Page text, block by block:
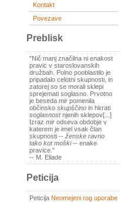
Kontakt
Povezave
Preblisk
"Nič manj značilna ni enakost
pravic v staroslovanskih
družbah. Polno pooblastilo je
pripadalo celotni skupnosti, in
zatorej so se morali sklepi
sprejemati soglasno. Prvotno
je beseda mir pomenila
občinsko skupščino in hkrati
soglasnostnjenih sklepov[...]
Izraz mir odseva obdobje v
katerem je imel vsak član
skupnosti -- ženske ravno
tako kot moški-- enake
pravice."
-- M. Eliade
Peticija
Peticija Neomejeni rog uporabe